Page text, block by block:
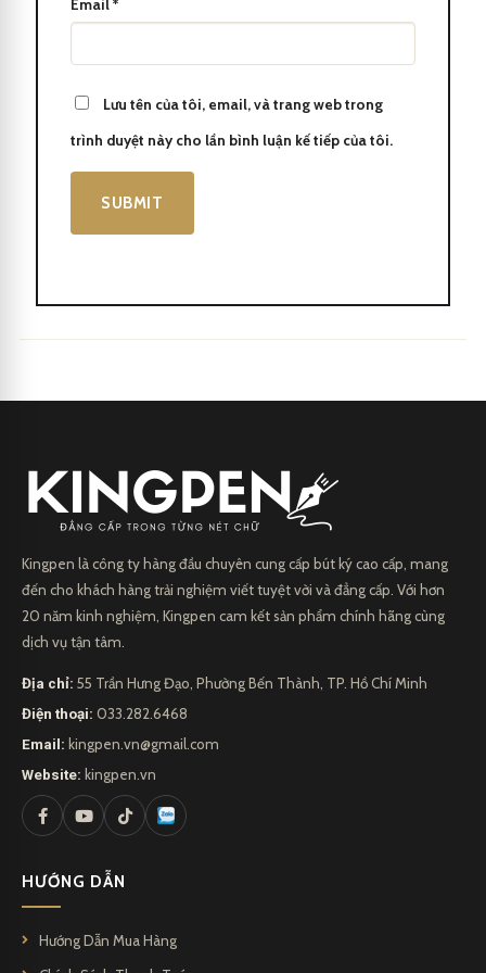
Với hơn 130 năm kinh nghiệm trong ngành bút viết, Waterman là
thương hiệu uy tín và đáng tin cậy.
Một bút biểu trưng cho phong cách và sự thành đạt, Bút
Waterman Expert 3 Deluxe Dark Red CT Rollerball Pen
Bút dạ bicòn được gọi là bút mực nước, là một công cụ viết đa
năng được ưa chuộng bởi nghệ sĩ và học sinh. Với ưu điểm là mực
mịn màng và đậm nét, bút dạ bi đã trở thành một lựa chọn phổ
biến trong việc ghi chép, vẽ và tạo tranh.
Email*
Lưu tên của tôi, email, và trang web trong
trình duyệt này cho lần bình luận kế tiếp của tôi.
Kingpen là công ty hàng đầu chuyên cung cấp bút ký cao cấp, mang
đến cho khách hàng trải nghiệm viết tuyệt vời và đẳng cấp. Với hơn
20 năm kinh nghiệm, Kingpen cam kết sản phẩm chính hãng cùng
dịch vụ tận tâm.
Địa chỉ: 55 Trần Hưng Đạo, Phường Bến Thành, TP. Hồ Chí Minh
Điện thoại: 033.282.6468
Email: kingpen.vn@gmail.com
Website: kingpen.vn
HƯỚNG DẪN
Hướng Dẫn Mua Hàng